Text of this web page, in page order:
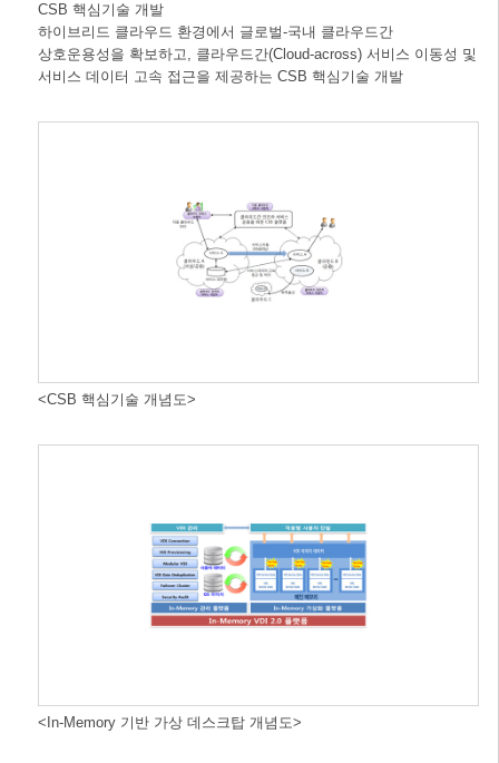
CSB 핵심기술 개발
하이브리드 클라우드 환경에서 글로벌-국내 클라우드간
상호운용성을 확보하고, 클라우드간(Cloud-across) 서비스 이동성 및
서비스 데이터 고속 접근을 제공하는 CSB 핵심기술 개발
<CSB 핵심기술 개념도>
<In-Memory 기반 가상 데스크탑 개념도>